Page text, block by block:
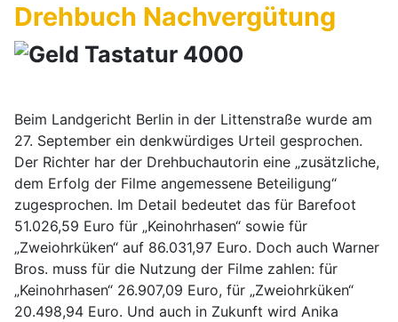
Drehbuch Nachvergütung
Beim Landgericht Berlin in der Littenstraße wurde am
27. September ein denkwürdiges Urteil gesprochen.
Der Richter har der Drehbuchautorin eine „zusätzliche,
dem Erfolg der Filme angemessene Beteiligung“
zugesprochen. Im Detail bedeutet das für Barefoot
51.026,59 Euro für „Keinohrhasen“ sowie für
„Zweiohrküken“ auf 86.031,97 Euro. Doch auch Warner
Bros. muss für die Nutzung der Filme zahlen: für
„Keinohrhasen“ 26.907,09 Euro, für „Zweiohrküken“
20.498,94 Euro. Und auch in Zukunft wird Anika